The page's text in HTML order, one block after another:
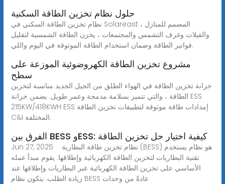
حلول نظام تخزين الطاقة السكنية
نظام تخزين الطاقة السكني في Solareast ، المصمم للمنازل
والفيلات وغرف التشمس والمجتمعات ، يخزن الطاقة الشمسية لتقليل
فواتير الطاقة وضمان استخدام الطاقة الموثوقة في اليوم واللي.
مشروع تخزين الطاقة الكهروضوئية الموزعة على
سطح
خزانة تخزين الطاقة في الهواء الطلق من الجيل الجديد مناسبة لتخزين
الطاقة ، والتي تتميز بسلامة مدمجة وعمر طويل. يضمن خزانة ESS
215KW/418KWH ESS إمدادات طاقة موثوقة لتطبيقات تخزين الطاقة
C&I المختلفة.
الفرق بين BESS وESS: كيفية اختيار حل تخزين الطاقة
Jun 27, 2025 · نظام تخزين طاقة البطارية (BESS) هو نظام يستخدم
تقنية البطاريات لتخزين الطاقة الكهربائية وإطلاقها. يقوم مبدأ عمله
الأساسي على تخزين الطاقة الكهربائية عبر البطاريات وإطلاقها عند
زيادة الطلب. يتكون نظام BESS عادةً من وحدات